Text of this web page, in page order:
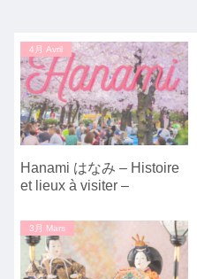
4月 Avril
Hanami はなみ – Histoire
et lieux à visiter –
3月 Mars